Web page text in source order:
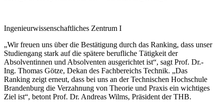
Ingenieurwissenschaftliches Zentrum I
„Wir freuen uns über die Bestätigung durch das Ranking, dass unser
Studiengang stark auf die spätere berufliche Tätigkeit der
Absolventinnen und Absolventen ausgerichtet ist“, sagt Prof. Dr.-
Ing. Thomas Götze, Dekan des Fachbereichs Technik. „Das
Ranking zeigt erneut, dass bei uns an der Technischen Hochschule
Brandenburg die Verzahnung von Theorie und Praxis ein wichtiges
Ziel ist“, betont Prof. Dr. Andreas Wilms, Präsident der THB.